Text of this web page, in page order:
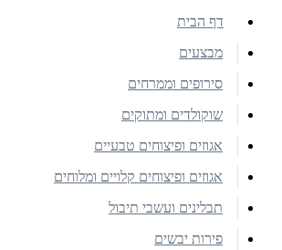
דף הבית
מבצעים
סירופים וממרחים
שוקולדים ומתוקים
אגוזים ופיצוחים טבעיים
אגוזים ופיצוחים קלויים ומלוחים
תבלינים ועשבי תיבול
פירות יבשים